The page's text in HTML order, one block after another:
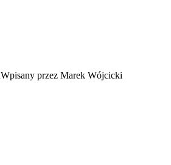
Wpisany przez Marek Wójcicki